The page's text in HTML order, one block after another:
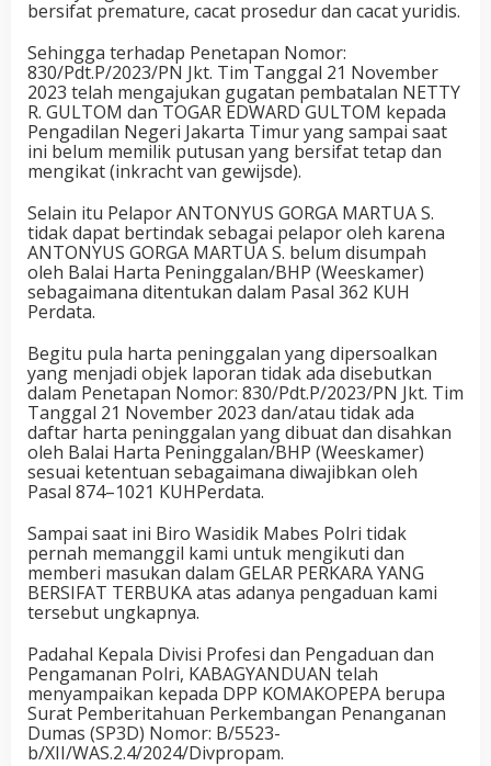
bersifat premature, cacat prosedur dan cacat yuridis.
Sehingga terhadap Penetapan Nomor:
830/Pdt.P/2023/PN Jkt. Tim Tanggal 21 November
2023 telah mengajukan gugatan pembatalan NETTY
R. GULTOM dan TOGAR EDWARD GULTOM kepada
Pengadilan Negeri Jakarta Timur yang sampai saat
ini belum memilik putusan yang bersifat tetap dan
mengikat (inkracht van gewijsde).
Selain itu Pelapor ANTONYUS GORGA MARTUA S.
tidak dapat bertindak sebagai pelapor oleh karena
ANTONYUS GORGA MARTUA S. belum disumpah
oleh Balai Harta Peninggalan/BHP (Weeskamer)
sebagaimana ditentukan dalam Pasal 362 KUH
Perdata.
Begitu pula harta peninggalan yang dipersoalkan
yang menjadi objek laporan tidak ada disebutkan
dalam Penetapan Nomor: 830/Pdt.P/2023/PN Jkt. Tim
Tanggal 21 November 2023 dan/atau tidak ada
daftar harta peninggalan yang dibuat dan disahkan
oleh Balai Harta Peninggalan/BHP (Weeskamer)
sesuai ketentuan sebagaimana diwajibkan oleh
Pasal 874–1021 KUHPerdata.
Sampai saat ini Biro Wasidik Mabes Polri tidak
pernah memanggil kami untuk mengikuti dan
memberi masukan dalam GELAR PERKARA YANG
BERSIFAT TERBUKA atas adanya pengaduan kami
tersebut ungkapnya.
Padahal Kepala Divisi Profesi dan Pengaduan dan
Pengamanan Polri, KABAGYANDUAN telah
menyampaikan kepada DPP KOMAKOPEPA berupa
Surat Pemberitahuan Perkembangan Penanganan
Dumas (SP3D) Nomor: B/5523-
b/XII/WAS.2.4/2024/Divpropam.